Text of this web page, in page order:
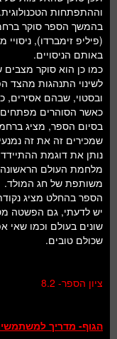
וההתפתחות הטכנולוגית.
בהמשך הספר סוקר
(פיליפ זימברדו), ניסויי
באותם הניסויים.
כמו כן הוא סוקר
לשינוי התנהגות מהצד
ובסטוי, שבהם אסירים,
כאשר הסוהרים מפתחים
בסיום הספר, מציג
שמכירים זה את זה
נותן את דוגמת
מלחמת העולם
משותפת של חג המולד.
הספר בהחלט מציג
יש לדעתי, גם הפשטה
שונים בעולם וכמו שאי
שכולם טובים.
ציון הספר- 8.2
הגוף- מדריך